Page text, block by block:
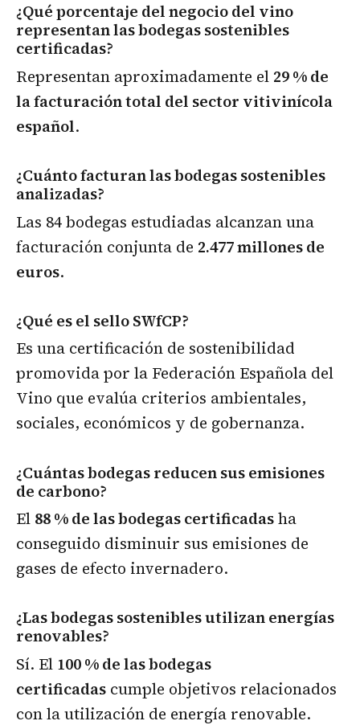
¿Qué porcentaje del negocio del vino
representan las bodegas sostenibles
certificadas?
Representan aproximadamente el 29 % de
la facturación total del sector vitivinícola
español.
¿Cuánto facturan las bodegas sostenibles
analizadas?
Las 84 bodegas estudiadas alcanzan una
facturación conjunta de 2.477 millones de
euros.
¿Qué es el sello SWfCP?
Es una certificación de sostenibilidad
promovida por la Federación Española del
Vino que evalúa criterios ambientales,
sociales, económicos y de gobernanza.
¿Cuántas bodegas reducen sus emisiones
de carbono?
El 88 % de las bodegas certificadasha
conseguido disminuir sus emisiones de
gases de efecto invernadero.
¿Las bodegas sostenibles utilizan energías
renovables?
Sí. El 100 % de las bodegas
certificadas cumple objetivos relacionados
con la utilización de energía renovable.